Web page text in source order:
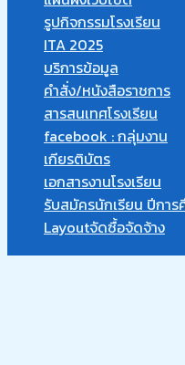
รูปกิจกรรมโรงเรียน
ITA 2025
บริการข้อมูล
คำสั่ง/หนังสือราชการ
สารสนเทศโรงเรียน
facebook : กลุ่มงาน
เกียรติบัตร
เอกสารงานโรงเรียน
รับสมัครนักเรียน ปีการ
Layoutจัดซื้อจัดจ้าง